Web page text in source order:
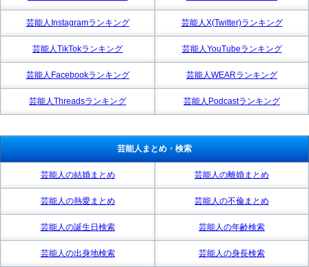
芸能人Instagramランキング 芸能人X(Twitter)ランキング
芸能人TikTokランキング 芸能人YouTubeランキング
芸能人Facebookランキング 芸能人WEARランキング
芸能人Threadsランキング 芸能人Podcastランキング
芸能人まとめ・検索
芸能人の結婚まとめ 芸能人の離婚まとめ
芸能人の熱愛まとめ 芸能人の不倫まとめ
芸能人の誕生日検索 芸能人の年齢検索
芸能人の出身地検索 芸能人の身長検索